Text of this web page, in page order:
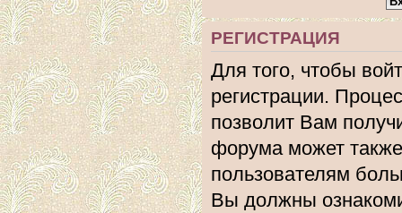
РЕГИСТРАЦИЯ
Для того, чтобы
регистрации.
позволит Вам
форума может
пользователям
Вы должны